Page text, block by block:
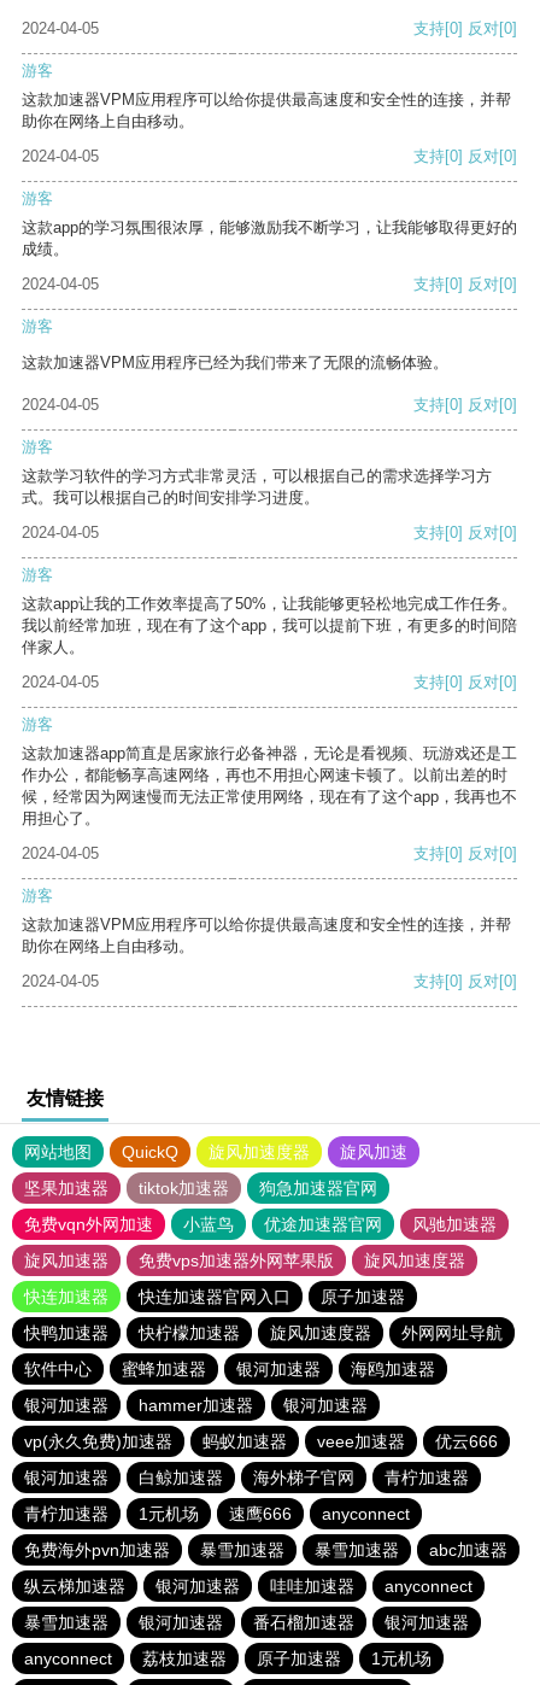
2024-04-05 支持[0] 反对[0]
游客
这款加速器VPM应用程序可以给你提供最高速度和安全性的连接，并帮
助你在网络上自由移动。
2024-04-05
支持[0] 反对[0]
游客
这款app的学习氛围很浓厚，能够激励我不断学习，让我能够取得更好的
成绩。
2024-04-05
支持[0] 反对[0]
游客
这款加速器VPM应用程序已经为我们带来了无限的流畅体验。
2024-04-05 支持[0] 反对[0]
游客
这款学习软件的学习方式非常灵活，可以根据自己的需求选择学习方
式。我可以根据自己的时间安排学习进度。
2024-04-05
支持[0] 反对[0]
游客
这款app让我的工作效率提高了50%，让我能够更轻松地完成工作任务。
我以前经常加班，现在有了这个app，我可以提前下班，有更多的时间陪
伴家人。
2024-04-05
支持[0] 反对[0]
游客
这款加速器app简直是居家旅行必备神器，无论是看视频、玩游戏还是工
作办公，都能畅享高速网络，再也不用担心网速卡顿了。以前出差的时
候，经常因为网速慢而无法正常使用网络，现在有了这个app，我再也不
用担心了。
2024-04-05
支持[0] 反对[0]
游客
这款加速器VPM应用程序可以给你提供最高速度和安全性的连接，并帮
助你在网络上自由移动。
2024-04-05
支持[0] 反对[0]
友情链接
网站地图 QuickQ 旋风加速度器
旋风加速
坚果加速器
tiktok加速器
狗急加速器官网
免费vqn外网加速
小蓝鸟 优途加速器官网
风驰加速器
旋风加速器
免费vps加速器外网苹果版
旋风加速度器
快连加速器
快连加速器官网入口
原子加速器
快鸭加速器
快柠檬加速器 旋风加速度器
外网网址导航
软件中心
蜜蜂加速器 银河加速器
海鸥加速器
银河加速器
hammer加速器
银河加速器
vp(永久免费)加速器
蚂蚁加速器 veee加速器
优云666
银河加速器
白鲸加速器 海外梯子官网
青柠加速器
青柠加速器
1元机场 速鹰666
anyconnect
免费海外pvn加速器
暴雪加速器 暴雪加速器
abc加速器
纵云梯加速器
银河加速器 哇哇加速器
anyconnect
暴雪加速器
银河加速器 番石榴加速器
银河加速器
anyconnect
荔枝加速器 原子加速器 1元机场